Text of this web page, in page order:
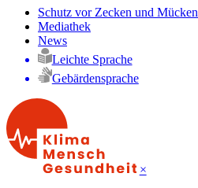
Schutz vor Zecken und Mücken
Mediathek
News
Leichte Sprache
Gebärdensprache
×